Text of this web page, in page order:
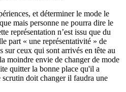
et déterminer le mode le
mais personne ne pourra dire le
représentation n’est issu que du
part « une représentativité » de
sur ceux qui sont arrivés en tête au
moindre envie de changer de mode
quitter la bonne place qu'il a
scrutin doit changer il faudra une